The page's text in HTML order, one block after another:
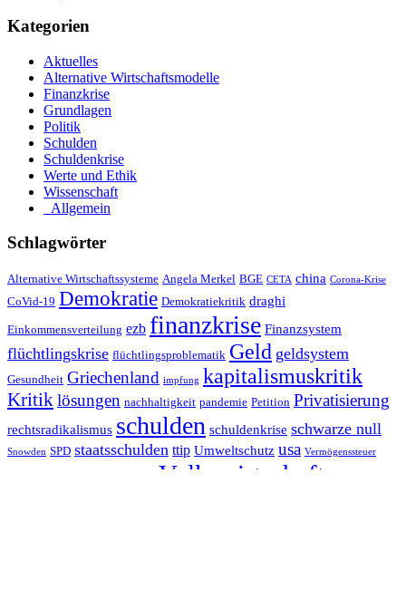
Kategorien
Aktuelles
Alternative Wirtschaftsmodelle
Finanzkrise
Grundlagen
Politik
Schulden
Schuldenkrise
Werte und Ethik
Wissenschaft
_Allgemein
Schlagwörter
Alternative Wirtschaftssysteme Angela Merkel BGE CETA china Corona-Krise
CoVid-19 Demokratie Demokratiekritik draghi
Einkommensverteilung ezb finanzkrise Finanzsystem
flüchtlingskrise flüchtlingsproblematik Geld geldsystem
Gesundheit Griechenland impfung kapitalismuskritik
Kritik lösungen nachhaltigkeit pandemie Petition Privatisierung
rechtsradikalismus schulden schuldenkrise schwarze null
Snowden SPD staatsschulden ttip Umweltschutz usa Vermögenssteuer
Volkswirtschaft